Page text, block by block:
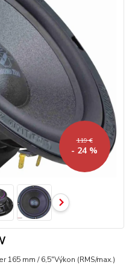
119 €
- 24 %
mm / 6,5″Výkon (RMS/max.)